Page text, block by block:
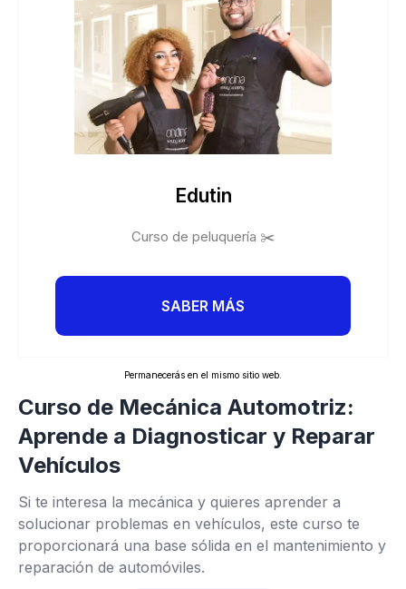
Edutin
Curso de peluquería ✂️
SABER MÁS
Permanecerás en el mismo sitio web.
Curso de Mecánica Automotriz:
Aprende a Diagnosticar y Reparar
Vehículos
Si te interesa la mecánica y quieres aprender a
solucionar problemas en vehículos, este curso te
proporcionará una base sólida en el mantenimiento y
reparación de automóviles.